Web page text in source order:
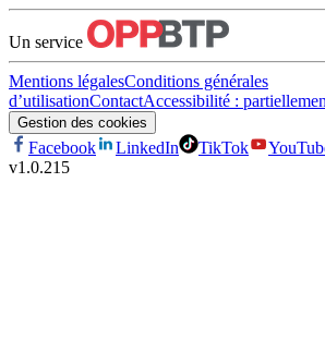
Un service
Mentions légalesConditions générales
d’utilisationContactAccessibilité :
Gestion des cookies
Facebook LinkedIn TikTok
v1.0.215